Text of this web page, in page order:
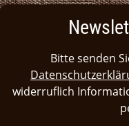
Bitte senden
widerruflich